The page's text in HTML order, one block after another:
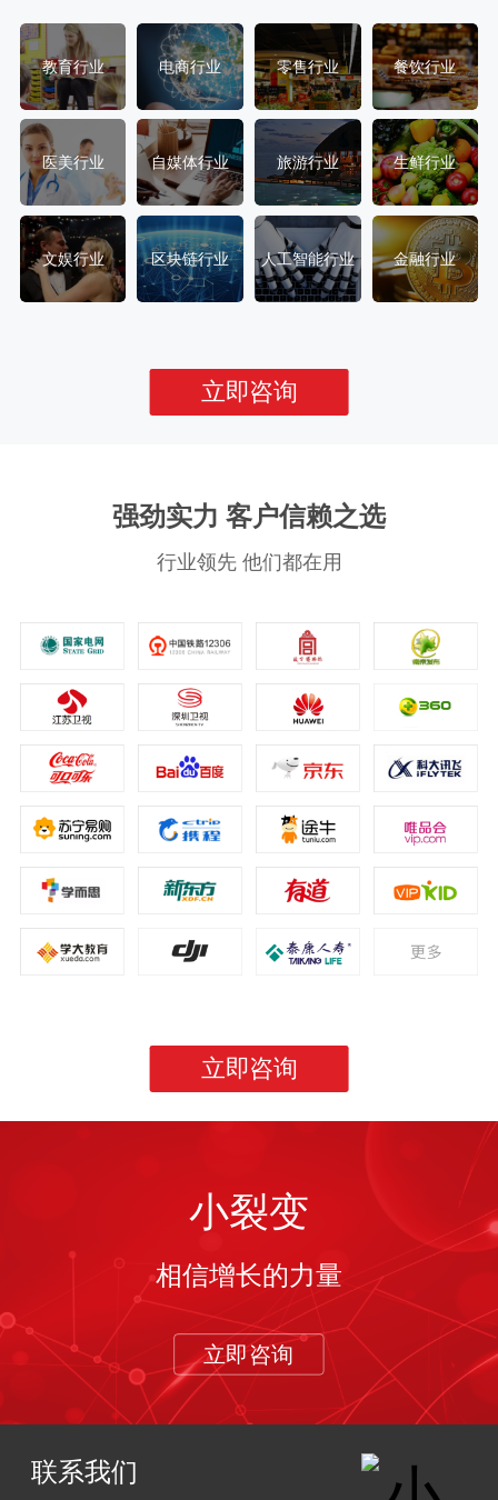
教育行业 电商行业 零售行业 餐饮行业
医美行业 自媒体行业 旅游行业 生鲜行业
文娱行业 区块链行业 人工智能行业 金融行业
立即咨询
强劲实力 客户信赖之选
行业领先 他们都在用
立即咨询
小裂变
相信增长的力量
立即咨询
联系我们